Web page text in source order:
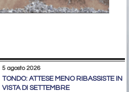
5 agosto 2026
TONDO: ATTESE MENO RIBASSISTE IN
VISTA DI SETTEMBRE